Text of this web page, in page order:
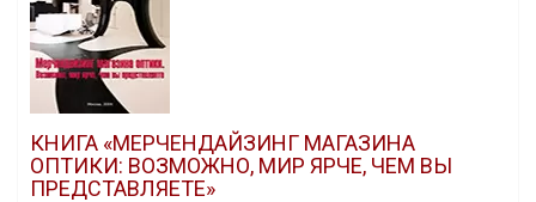
КНИГА «МЕРЧЕНДАЙЗИНГ МАГАЗИНА
ОПТИКИ: ВОЗМОЖНО, МИР ЯРЧЕ, ЧЕМ ВЫ
ПРЕДСТАВЛЯЕТЕ»